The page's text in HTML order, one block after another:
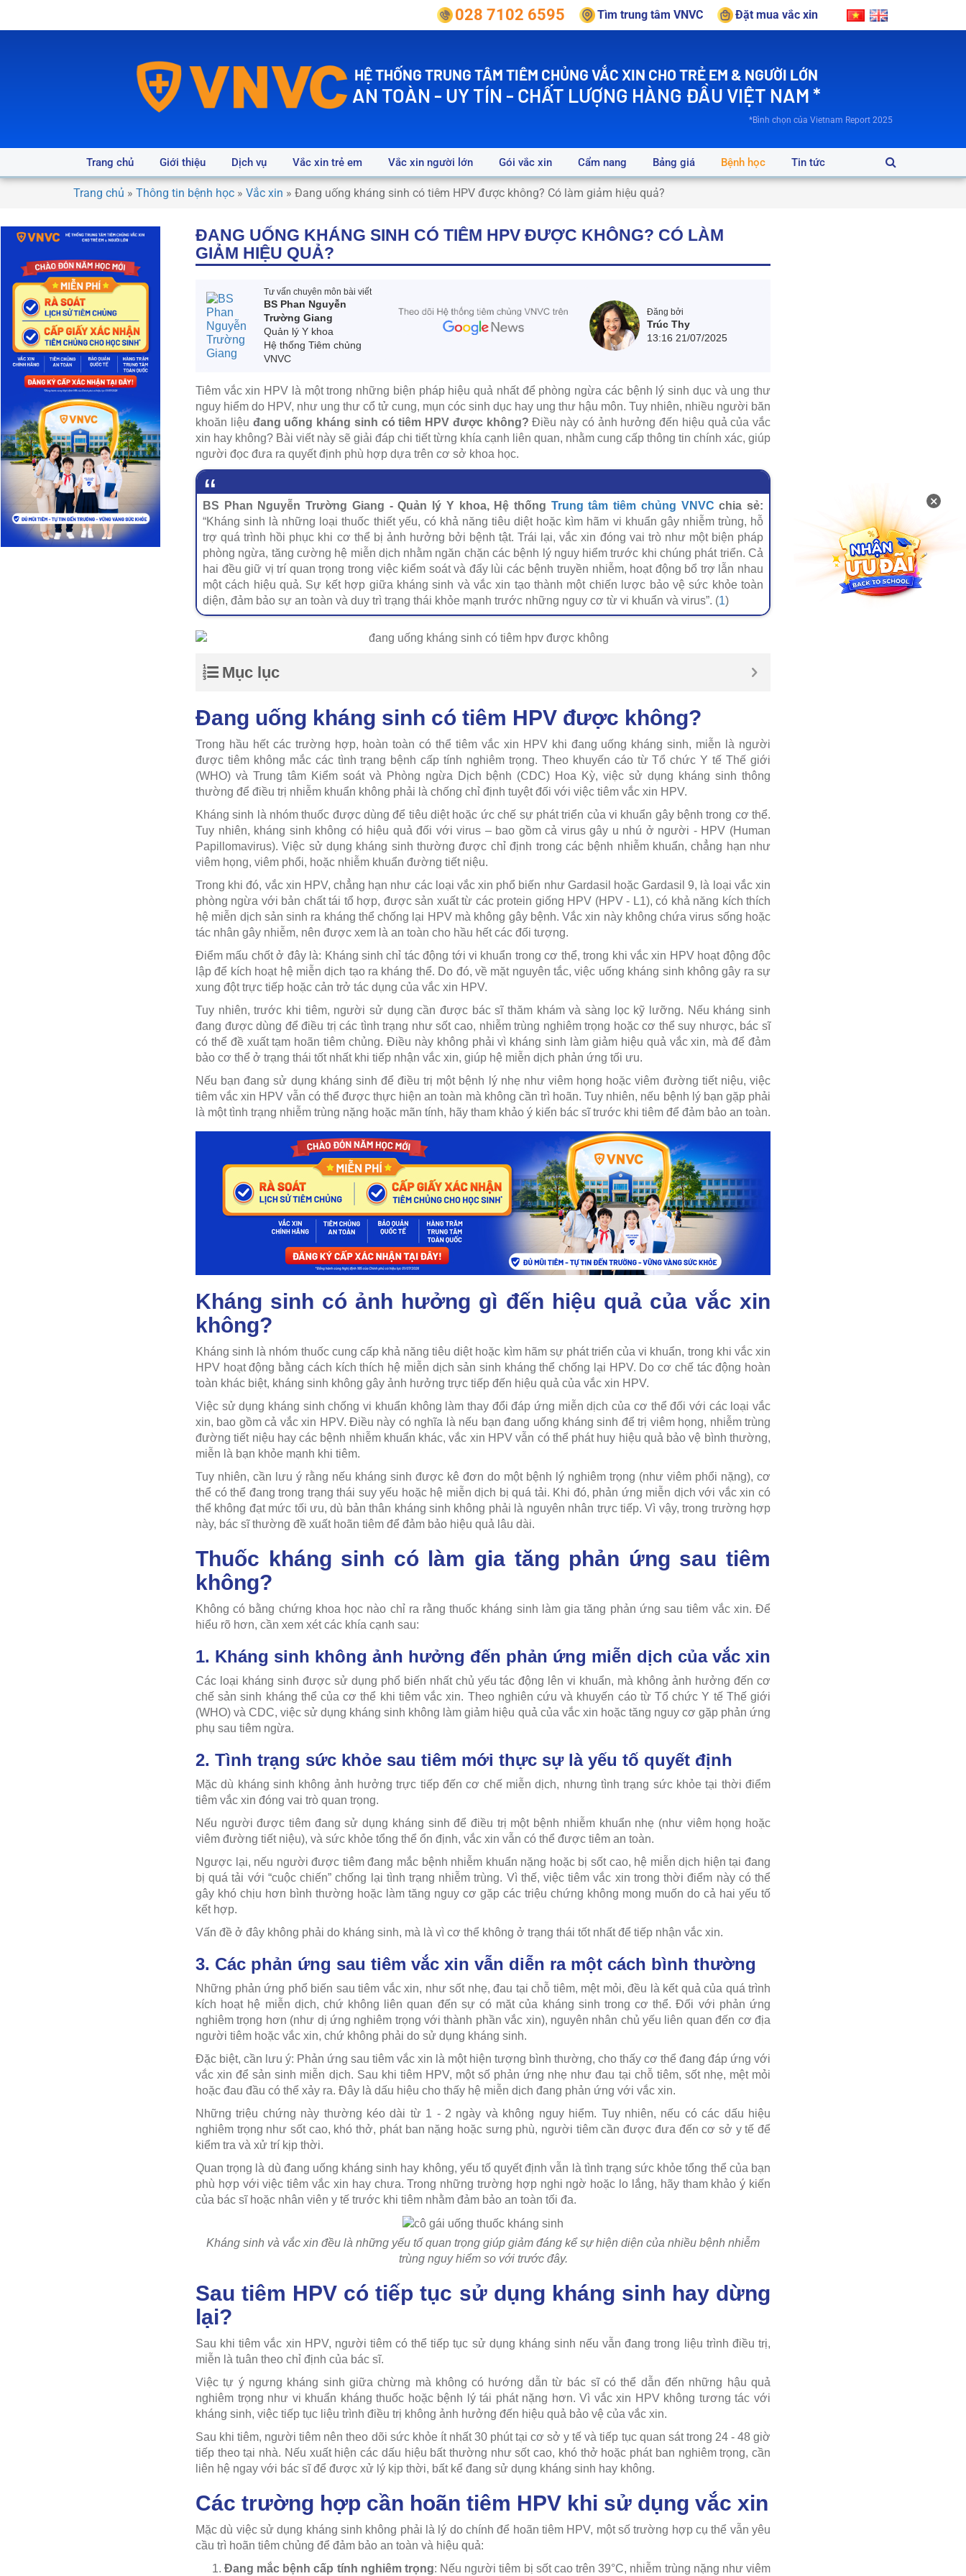
028 7102 6595 Tìm trung tâm VNVC Đặt mua vắc xin
HỆ THỐNG TRUNG TÂM TIÊM CHỦNG VẮC XIN CHO TRẺ EM & NGƯỜI LỚN
AN TOÀN - UY TÍN - CHẤT LƯỢNG HÀNG ĐẦU VIỆT NAM *
*Bình chọn của Vietnam Report 2025
Trang chủ Giới thiệu Dịch vụ Vắc xin trẻ em Vắc xin người lớn Gói vắc xin Cẩm nang Bảng giá Bệnh học Tin tức
Trang chủ » Thông tin bệnh học » Vắc xin » Đang uống kháng sinh có tiêm HPV được không? Có làm giảm hiệu quả?
ĐANG UỐNG KHÁNG SINH CÓ TIÊM HPV ĐƯỢC KHÔNG? CÓ LÀM
GIẢM HIỆU QUẢ?
Tư vấn chuyên môn bài viết
BS Phan Nguyễn
Trường Giang
Quản lý Y khoa
Hệ thống Tiêm chủng
VNVC
Đăng bởi
Trúc Thy
13:16 21/07/2025
Tiêm vắc xin HPV là một trong những biện pháp hiệu quả nhất để phòng ngừa các bệnh lý sinh dục và ung thư
nguy hiểm do HPV, như ung thư cổ tử cung, mụn cóc sinh dục hay ung thư hậu môn. Tuy nhiên, nhiều người băn
khoăn liệu đang uống kháng sinh có tiêm HPV được không? Điều này có ảnh hưởng đến hiệu quả của vắc
xin hay không? Bài viết này sẽ giải đáp chi tiết từng khía cạnh liên quan, nhằm cung cấp thông tin chính xác, giúp
người đọc đưa ra quyết định phù hợp dựa trên cơ sở khoa học.
BS Phan Nguyễn Trường Giang - Quản lý Y khoa, Hệ thống Trung tâm tiêm chủng VNVC chia sẻ:
“Kháng sinh là những loại thuốc thiết yếu, có khả năng tiêu diệt hoặc kìm hãm vi khuẩn gây nhiễm trùng, hỗ
trợ quá trình hồi phục khi cơ thể bị ảnh hưởng bởi bệnh tật. Trái lại, vắc xin đóng vai trò như một biện pháp
phòng ngừa, tăng cường hệ miễn dịch nhằm ngăn chặn các bệnh lý nguy hiểm trước khi chúng phát triển. Cả
hai đều giữ vị trí quan trọng trong việc kiểm soát và đẩy lùi các bệnh truyền nhiễm, hoạt động bổ trợ lẫn nhau
một cách hiệu quả. Sự kết hợp giữa kháng sinh và vắc xin tạo thành một chiến lược bảo vệ sức khỏe toàn
diện, đảm bảo sự an toàn và duy trì trạng thái khỏe mạnh trước những nguy cơ từ vi khuẩn và virus”. (1)
Mục lục
Đang uống kháng sinh có tiêm HPV được không?
Trong hầu hết các trường hợp, hoàn toàn có thể tiêm vắc xin HPV khi đang uống kháng sinh, miễn là người
được tiêm không mắc các tình trạng bệnh cấp tính nghiêm trọng. Theo khuyến cáo từ Tổ chức Y tế Thế giới
(WHO) và Trung tâm Kiểm soát và Phòng ngừa Dịch bệnh (CDC) Hoa Kỳ, việc sử dụng kháng sinh thông
thường để điều trị nhiễm khuẩn không phải là chống chỉ định tuyệt đối với việc tiêm vắc xin HPV.
Kháng sinh là nhóm thuốc được dùng để tiêu diệt hoặc ức chế sự phát triển của vi khuẩn gây bệnh trong cơ thể.
Tuy nhiên, kháng sinh không có hiệu quả đối với virus – bao gồm cả virus gây u nhú ở người - HPV (Human
Papillomavirus). Việc sử dụng kháng sinh thường được chỉ định trong các bệnh nhiễm khuẩn, chẳng hạn như
viêm họng, viêm phổi, hoặc nhiễm khuẩn đường tiết niệu.
Trong khi đó, vắc xin HPV, chẳng hạn như các loại vắc xin phổ biến như Gardasil hoặc Gardasil 9, là loại vắc xin
phòng ngừa với bản chất tái tổ hợp, được sản xuất từ các protein giống HPV (HPV - L1), có khả năng kích thích
hệ miễn dịch sản sinh ra kháng thể chống lại HPV mà không gây bệnh. Vắc xin này không chứa virus sống hoặc
tác nhân gây nhiễm, nên được xem là an toàn cho hầu hết các đối tượng.
Điểm mấu chốt ở đây là: Kháng sinh chỉ tác động tới vi khuẩn trong cơ thể, trong khi vắc xin HPV hoạt động độc
lập để kích hoạt hệ miễn dịch tạo ra kháng thể. Do đó, về mặt nguyên tắc, việc uống kháng sinh không gây ra sự
xung đột trực tiếp hoặc cản trở tác dụng của vắc xin HPV.
Tuy nhiên, trước khi tiêm, người sử dụng cần được bác sĩ thăm khám và sàng lọc kỹ lưỡng. Nếu kháng sinh
đang được dùng để điều trị các tình trạng như sốt cao, nhiễm trùng nghiêm trọng hoặc cơ thể suy nhược, bác sĩ
có thể đề xuất tạm hoãn tiêm chủng. Điều này không phải vì kháng sinh làm giảm hiệu quả vắc xin, mà để đảm
bảo cơ thể ở trạng thái tốt nhất khi tiếp nhận vắc xin, giúp hệ miễn dịch phản ứng tối ưu.
Nếu bạn đang sử dụng kháng sinh để điều trị một bệnh lý nhẹ như viêm họng hoặc viêm đường tiết niệu, việc
tiêm vắc xin HPV vẫn có thể được thực hiện an toàn mà không cần trì hoãn. Tuy nhiên, nếu bệnh lý bạn gặp phải
là một tình trạng nhiễm trùng nặng hoặc mãn tính, hãy tham khảo ý kiến bác sĩ trước khi tiêm để đảm bảo an toàn.
Kháng sinh có ảnh hưởng gì đến hiệu quả của vắc xin
không?
Kháng sinh là nhóm thuốc cung cấp khả năng tiêu diệt hoặc kìm hãm sự phát triển của vi khuẩn, trong khi vắc xin
HPV hoạt động bằng cách kích thích hệ miễn dịch sản sinh kháng thể chống lại HPV. Do cơ chế tác động hoàn
toàn khác biệt, kháng sinh không gây ảnh hưởng trực tiếp đến hiệu quả của vắc xin HPV.
Việc sử dụng kháng sinh chống vi khuẩn không làm thay đổi đáp ứng miễn dịch của cơ thể đối với các loại vắc
xin, bao gồm cả vắc xin HPV. Điều này có nghĩa là nếu bạn đang uống kháng sinh để trị viêm họng, nhiễm trùng
đường tiết niệu hay các bệnh nhiễm khuẩn khác, vắc xin HPV vẫn có thể phát huy hiệu quả bảo vệ bình thường,
miễn là bạn khỏe mạnh khi tiêm.
Tuy nhiên, cần lưu ý rằng nếu kháng sinh được kê đơn do một bệnh lý nghiêm trọng (như viêm phổi nặng), cơ
thể có thể đang trong trạng thái suy yếu hoặc hệ miễn dịch bị quá tải. Khi đó, phản ứng miễn dịch với vắc xin có
thể không đạt mức tối ưu, dù bản thân kháng sinh không phải là nguyên nhân trực tiếp. Vì vậy, trong trường hợp
này, bác sĩ thường đề xuất hoãn tiêm để đảm bảo hiệu quả lâu dài.
Thuốc kháng sinh có làm gia tăng phản ứng sau tiêm
không?
Không có bằng chứng khoa học nào chỉ ra rằng thuốc kháng sinh làm gia tăng phản ứng sau tiêm vắc xin. Để
hiểu rõ hơn, cần xem xét các khía cạnh sau:
1. Kháng sinh không ảnh hưởng đến phản ứng miễn dịch của vắc xin
Các loại kháng sinh được sử dụng phổ biến nhất chủ yếu tác động lên vi khuẩn, mà không ảnh hưởng đến cơ
chế sản sinh kháng thể của cơ thể khi tiêm vắc xin. Theo nghiên cứu và khuyến cáo từ Tổ chức Y tế Thế giới
(WHO) và CDC, việc sử dụng kháng sinh không làm giảm hiệu quả của vắc xin hoặc tăng nguy cơ gặp phản ứng
phụ sau tiêm ngừa.
2. Tình trạng sức khỏe sau tiêm mới thực sự là yếu tố quyết định
Mặc dù kháng sinh không ảnh hưởng trực tiếp đến cơ chế miễn dịch, nhưng tình trạng sức khỏe tại thời điểm
tiêm vắc xin đóng vai trò quan trọng.
Nếu người được tiêm đang sử dụng kháng sinh để điều trị một bệnh nhiễm khuẩn nhẹ (như viêm họng hoặc
viêm đường tiết niệu), và sức khỏe tổng thể ổn định, vắc xin vẫn có thể được tiêm an toàn.
Ngược lại, nếu người được tiêm đang mắc bệnh nhiễm khuẩn nặng hoặc bị sốt cao, hệ miễn dịch hiện tại đang
bị quá tải với “cuộc chiến” chống lại tình trạng nhiễm trùng. Vì thế, việc tiêm vắc xin trong thời điểm này có thể
gây khó chịu hơn bình thường hoặc làm tăng nguy cơ gặp các triệu chứng không mong muốn do cả hai yếu tố
kết hợp.
Vấn đề ở đây không phải do kháng sinh, mà là vì cơ thể không ở trạng thái tốt nhất để tiếp nhận vắc xin.
3. Các phản ứng sau tiêm vắc xin vẫn diễn ra một cách bình thường
Những phản ứng phổ biến sau tiêm vắc xin, như sốt nhẹ, đau tại chỗ tiêm, mệt mỏi, đều là kết quả của quá trình
kích hoạt hệ miễn dịch, chứ không liên quan đến sự có mặt của kháng sinh trong cơ thể. Đối với phản ứng
nghiêm trọng hơn (như dị ứng nghiêm trọng với thành phần vắc xin), nguyên nhân chủ yếu liên quan đến cơ địa
người tiêm hoặc vắc xin, chứ không phải do sử dụng kháng sinh.
Đặc biệt, cần lưu ý: Phản ứng sau tiêm vắc xin là một hiện tượng bình thường, cho thấy cơ thể đang đáp ứng với
vắc xin để sản sinh miễn dịch. Sau khi tiêm HPV, một số phản ứng nhẹ như đau tại chỗ tiêm, sốt nhẹ, mệt mỏi
hoặc đau đầu có thể xảy ra. Đây là dấu hiệu cho thấy hệ miễn dịch đang phản ứng với vắc xin.
Những triệu chứng này thường kéo dài từ 1 - 2 ngày và không nguy hiểm. Tuy nhiên, nếu có các dấu hiệu
nghiêm trọng như sốt cao, khó thở, phát ban nặng hoặc sưng phù, người tiêm cần được đưa đến cơ sở y tế để
kiểm tra và xử trí kịp thời.
Quan trọng là dù đang uống kháng sinh hay không, yếu tố quyết định vẫn là tình trạng sức khỏe tổng thể của bạn
phù hợp với việc tiêm vắc xin hay chưa. Trong những trường hợp nghi ngờ hoặc lo lắng, hãy tham khảo ý kiến
của bác sĩ hoặc nhân viên y tế trước khi tiêm nhằm đảm bảo an toàn tối đa.
Kháng sinh và vắc xin đều là những yếu tố quan trọng giúp giảm đáng kể sự hiện diện của nhiều bệnh nhiễm
trùng nguy hiểm so với trước đây.
Sau tiêm HPV có tiếp tục sử dụng kháng sinh hay dừng
lại?
Sau khi tiêm vắc xin HPV, người tiêm có thể tiếp tục sử dụng kháng sinh nếu vẫn đang trong liệu trình điều trị,
miễn là tuân theo chỉ định của bác sĩ.
Việc tự ý ngưng kháng sinh giữa chừng mà không có hướng dẫn từ bác sĩ có thể dẫn đến những hậu quả
nghiêm trọng như vi khuẩn kháng thuốc hoặc bệnh lý tái phát nặng hơn. Vì vắc xin HPV không tương tác với
kháng sinh, việc tiếp tục liệu trình điều trị không ảnh hưởng đến hiệu quả bảo vệ của vắc xin.
Sau khi tiêm, người tiêm nên theo dõi sức khỏe ít nhất 30 phút tại cơ sở y tế và tiếp tục quan sát trong 24 - 48 giờ
tiếp theo tại nhà. Nếu xuất hiện các dấu hiệu bất thường như sốt cao, khó thở hoặc phát ban nghiêm trọng, cần
liên hệ ngay với bác sĩ để được xử lý kịp thời, bất kể đang sử dụng kháng sinh hay không.
Các trường hợp cần hoãn tiêm HPV khi sử dụng vắc xin
Mặc dù việc sử dụng kháng sinh không phải là lý do chính để hoãn tiêm HPV, một số trường hợp cụ thể vẫn yêu
cầu trì hoãn tiêm chủng để đảm bảo an toàn và hiệu quả:
Đang mắc bệnh cấp tính nghiêm trọng: Nếu người tiêm bị sốt cao trên 39°C, nhiễm trùng nặng như viêm
×